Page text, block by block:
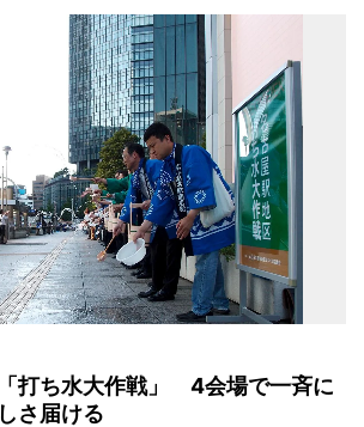
打ち水大作戦」 4会場で一斉に
さ届ける